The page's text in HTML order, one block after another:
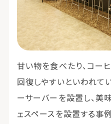
甘い物を食べたり、コー
回復しやすいといわれて
ーサーバーを設置し、美
ェスペースを設置する事